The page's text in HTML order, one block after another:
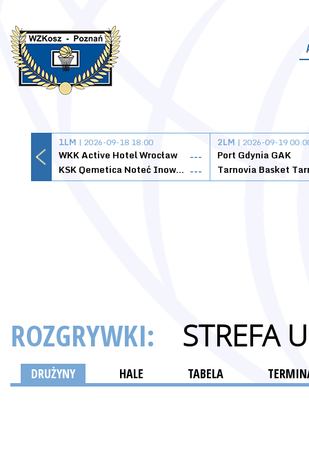
1LM | 2026-09-18 18:00
WKK Active Hotel Wrocław
---
KSK Qemetica Noteć Inowrocław ---
2LM | 2026-09-19
Port Gdynia GAK
ROZGRYWKI: STREFA
DRUŻYNY HALE TABELA